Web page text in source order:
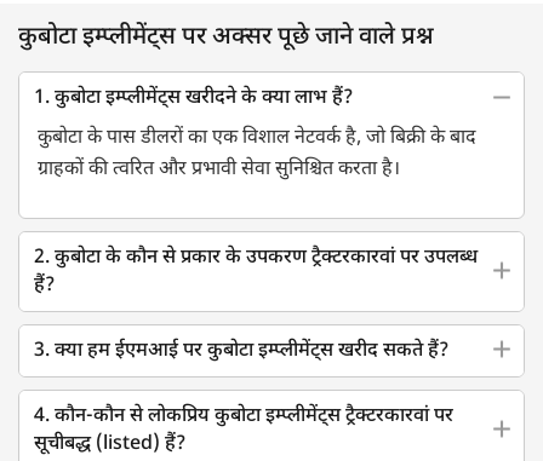
कुबोटा इम्प्लीमेंट्स पर अक्सर पूछे जाने वाले प्रश्न
1. कुबोटा इम्प्लीमेंट्स खरीदने के क्या लाभ हैं?
कुबोटा के पास डीलरों का एक विशाल नेटवर्क है, जो बिक्री के बाद
ग्राहकों की त्वरित और प्रभावी सेवा सुनिश्चित करता है।
2. कुबोटा के कौन से प्रकार के उपकरण ट्रैक्टरकारवां पर उपलब्ध
हैं?
3. क्या हम ईएमआई पर कुबोटा इम्प्लीमेंट्स खरीद सकते हैं?
4. कौन-कौन से लोकप्रिय कुबोटा इम्प्लीमेंट्स ट्रैक्टरकारवां पर
सूचीबद्ध (listed) हैं?